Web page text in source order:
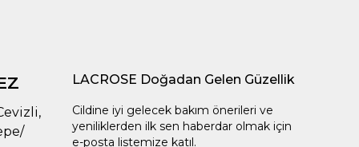
LACROSE Doğadan Gelen Güzellik
Cildine iyi gelecek bakım önerileri ve
yeniliklerden ilk sen haberdar olmak için
e-posta listemize katıl.